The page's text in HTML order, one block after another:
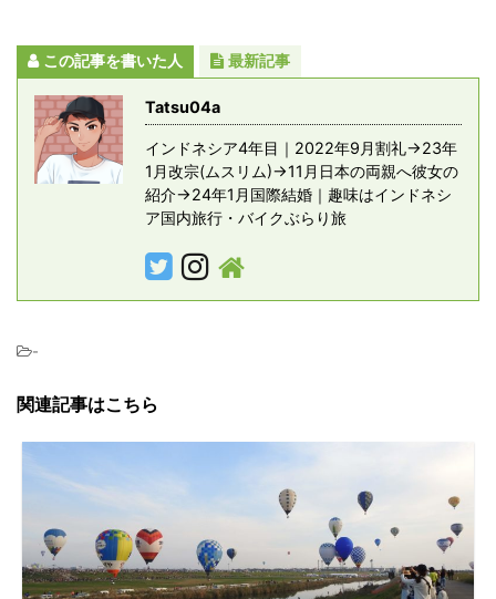
この記事を書いた人 最新記事
Tatsu04a
インドネシア4年目｜2022年9月割礼→23年
1月改宗(ムスリム)→11月日本の両親へ彼女の
紹介→24年1月国際結婚｜趣味はインドネシ
ア国内旅行・バイクぶらり旅
-
関連記事はこちら